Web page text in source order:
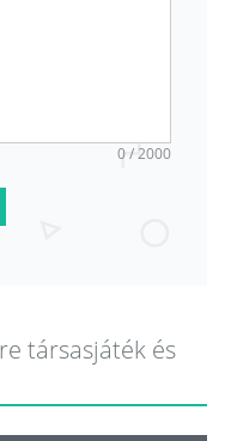
0 / 2000
társasjáték és